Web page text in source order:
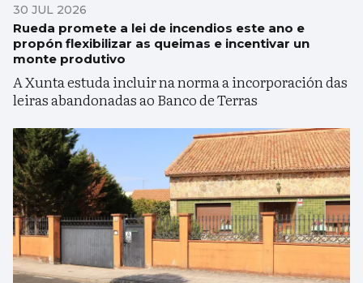
30 JUL 2026
Rueda promete a lei de incendios este ano e
propón flexibilizar as queimas e incentivar un
monte produtivo
A Xunta estuda incluir na norma a incorporación das
leiras abandonadas ao Banco de Terras